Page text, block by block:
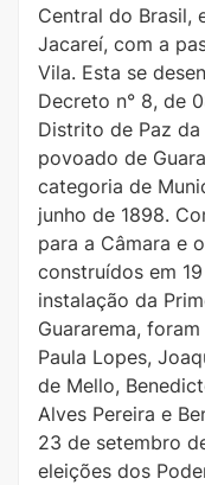
Central do Brasil,
Jacareí, com a
Vila. Esta se
Decreto n° 8, de
Distrito de Paz
povoado de
categoria de
junho de 1898.
para a Câmara e
construídos em
instalação da
Guararema,
Paula Lopes,
de Mello,
Alves Pereira e
23 de setembro
eleições dos